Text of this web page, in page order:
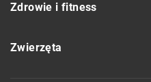
Zdrowie i fitness
Zwierzęta